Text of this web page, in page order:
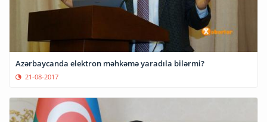
Azərbaycanda elektron məhkəmə yaradıla bilərmi?
21-08-2017